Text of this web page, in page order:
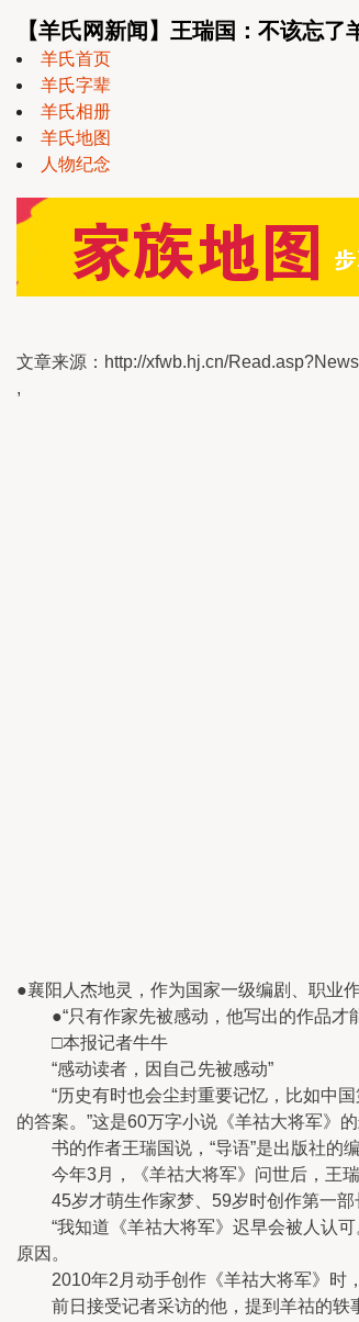
【羊氏网新闻】王瑞国：不该忘了
羊氏首页
羊氏字辈
羊氏相册
羊氏地图
人物纪念
文章来源：http://xfwb.hj.cn/
,
●襄阳人杰地灵，作为国家一级编剧、职业
●“只有作家先被感动，他写出的作品才
□本报记者牛牛
“感动读者，因自己先被感动”
“历史有时也会尘封重要记忆，比如中国
的答案。”这是60万字小说《羊祜大将军》的
书的作者王瑞国说，“导语”是出版社的编
今年3月，《羊祜大将军》问世后，王瑞
45岁才萌生作家梦、59岁时创作第一部
“我知道《羊祜大将军》迟早会被人认可
原因。
2010年2月动手创作《羊祜大将军》时，
前日接受记者采访的他，提到羊祜的轶